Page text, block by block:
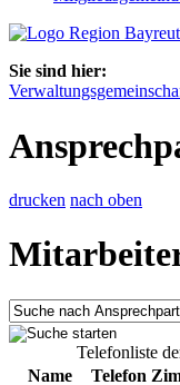
Sie sind hier:
drucken nach oben
Telefonliste
Name
Telefon